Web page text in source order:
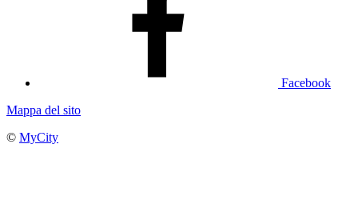
Facebook
Mappa del sito
© MyCity